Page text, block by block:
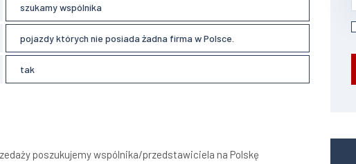
szukamy wspólnika
pojazdy których nie posiada żadna firma w Polsce.
tak
poszukujemy wspólnika/przedstawiciela na Polskę